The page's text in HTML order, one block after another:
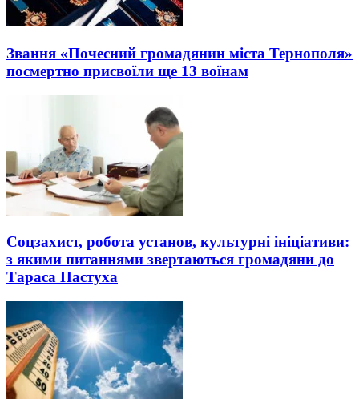
Звання «Почесний громадянин міста Тернополя»
посмертно присвоїли ще 13 воїнам
Соцзахист, робота установ, культурні ініціативи:
з якими питаннями звертаються громадяни до
Тараса Пастуха